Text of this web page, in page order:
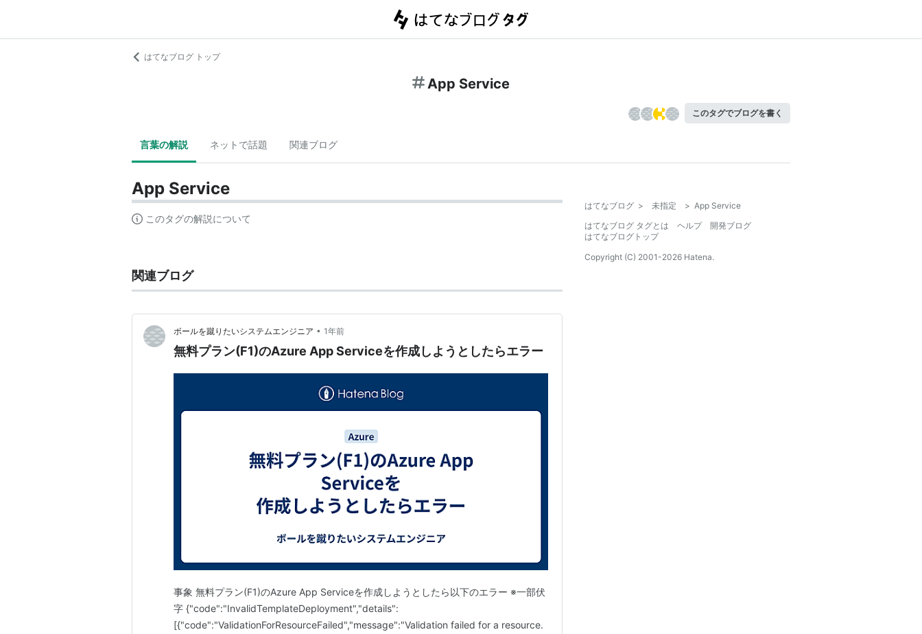
はてなブログ トップ
App Service
このタグでブログを書く
言葉の解説 ネットで話題 関連ブログ
App Service
このタグの解説について
関連ブログ
ボールを蹴りたいシステムエンジニア • 1年前
無料プラン(F1)のAzure App Serviceを作成しようとしたらエラー
事象 無料プラン(F1)のAzure App Serviceを作成しようとしたら以下のエラー ※一部伏
字 {"code":"InvalidTemplateDeployment","details":
[{"code":"ValidationForResourceFailed","message":"Validation failed for a resource.
はてなブログ > 未指定 > App Service
はてなブログ タグとは
ヘルプ
開発ブログ
はてなブログトップ
Copyright (C) 2001-2026 Hatena.